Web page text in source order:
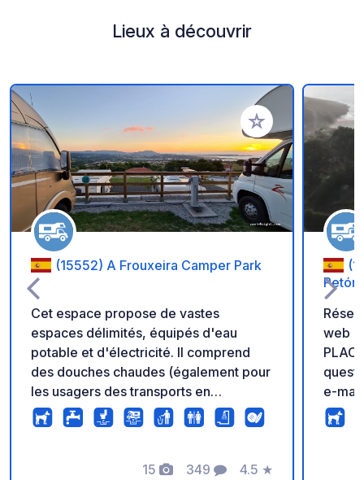
Lieux à découvrir
Ajouter à vos
(15552) A Frouxeira Camper Park
Cet espace propose de vastes
espaces délimités, équipés d'eau
potable et d'électricité. Il comprend
des douches chaudes (également pour
les usagers des transports en
commun), des toilettes, une zone Wi-
Fi, la location gratuite de vélos et de
barbecue, une aire de pique-nique,
15 349 4.5 ★
Petón
web :
PLACE
e-
notre